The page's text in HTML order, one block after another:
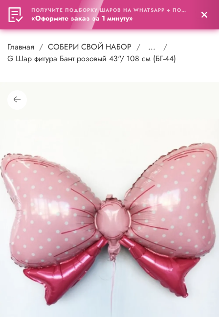
0
Главная СОБЕРИ СВОЙ НАБОР
...
G Шар фигура Бант розовый 43"/ 108 см (БГ-44)
ПОЛУЧИТЕ ПОДБОРКУ ШАРОВ НА WHATSAPP + ПОДАРОК
«Оформите заказ за 1 минуту»